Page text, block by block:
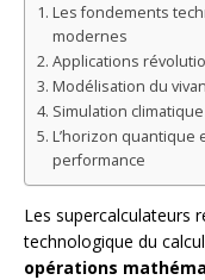
Les fondements
modernes
Applications
Modélisation du
Simulation
L’horizon quantique
performance
Les supercalculateurs
technologique du
opérations